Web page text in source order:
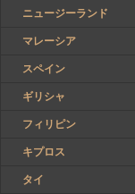
ニュージーランド
マレーシア
スペイン
ギリシャ
フィリピン
キプロス
タイ